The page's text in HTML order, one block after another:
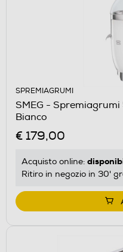
SPREMIAGRUMI
SMEG - Spremiagrumi
Bianco
€ 179,00
Acquisto online:
Ritiro in negozio in 30'